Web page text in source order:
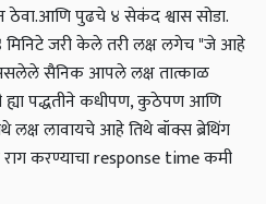
आणि पुढचे ४ सेकंद श्वास सोडा.
मिनिटे जरी केले तरी लक्ष लगेच "जे आहे
असलेले सैनिक आपले लक्ष तात्काळ
ह्या पद्धतीने कधीपण, कुठेपण आणि
लावायचे आहे तिथे बॉक्स ब्रेथिंग
करण्याचा response time कमी